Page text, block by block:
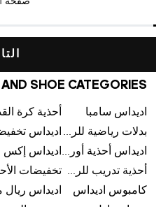
SHOE CATEGORIES
اديداس سامبا
بدلات رياضية للرجال اديداس
اديداس أحذية أورجينالز
أحذية تدريب للرجال
كامبوس اديداس
اديداس ريال